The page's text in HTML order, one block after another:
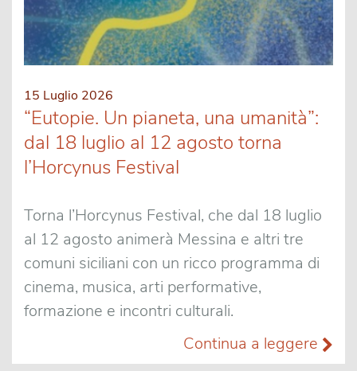
15 Luglio 2026
“Eutopie. Un pianeta, una umanità”:
dal 18 luglio al 12 agosto torna
l’Horcynus Festival
Torna l’Horcynus Festival, che dal 18 luglio
al 12 agosto animerà Messina e altri tre
comuni siciliani con un ricco programma di
cinema, musica, arti performative,
formazione e incontri culturali.
Continua a leggere